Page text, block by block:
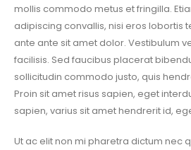
mollis commodo metus et fringilla.
adipiscing convallis, nisi eros lobortis
ante ante sit amet dolor. Vestibulum
facilisis. Sed faucibus placerat
sollicitudin commodo justo, quis
Proin sit amet risus sapien, eget
sapien, varius sit amet hendrerit id,
Ut ac elit non mi pharetra dictum nec